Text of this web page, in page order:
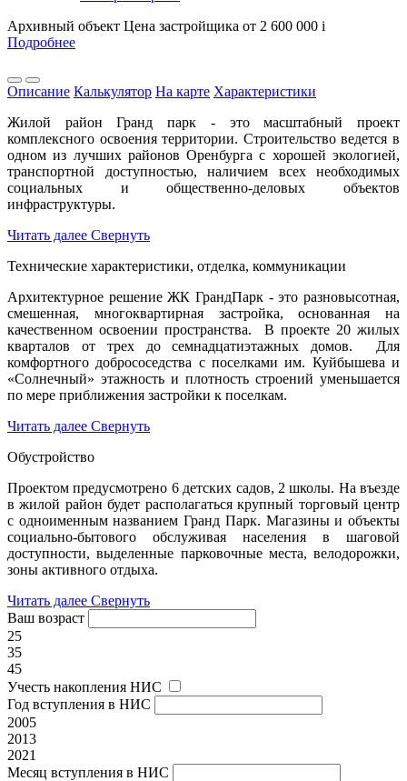
Архивный объект Цена застройщика от 2 600 000 i
Подробнее
Описание Калькулятор На карте Характеристики
Жилой район Гранд парк - это масштабный проект
комплексного освоения территории. Строительство ведется в
одном из лучших районов Оренбурга с хорошей экологией,
транспортной доступностью, наличием всех необходимых
социальных и общественно-деловых объектов
инфраструктуры.
Читать далее Свернуть
Технические характеристики, отделка, коммуникации
Архитектурное решение ЖК ГрандПарк - это разновысотная,
смешенная, многоквартирная застройка, основанная на
качественном освоении пространства. В проекте 20 жилых
кварталов от трех до семнадцатиэтажных домов. Для
комфортного добрососедства с поселками им. Куйбышева и
«Солнечный» этажность и плотность строений уменьшается
по мере приближения застройки к поселкам.
Читать далее Свернуть
Обустройство
Проектом предусмотрено 6 детских садов, 2 школы. На въезде
в жилой район будет располагаться крупный торговый центр
с одноименным названием Гранд Парк. Магазины и объекты
социально-бытового обслуживая населения в шаговой
доступности, выделенные парковочные места, велодорожки,
зоны активного отдыха.
Читать далее Свернуть
Ваш возраст
25
35
45
Учесть накопления НИС
Год вступления в НИС
2005
2013
2021
Месяц вступления в НИС